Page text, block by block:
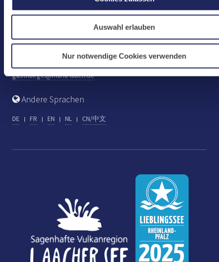
Auswahl erlauben
Nur notwendige Cookies verwenden
www.maria-laach.de
Tel: +49 (0) 2652 59-313
gastfluegel@maria-laach.de
Andere Sprachen
DE FR EN NL CN/中文